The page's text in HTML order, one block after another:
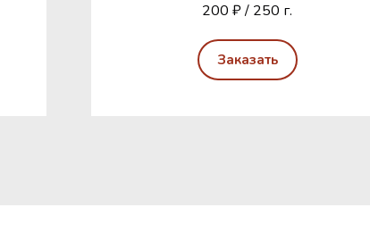
200 ₽ / 250 г.
Заказать